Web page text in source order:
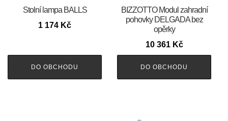
Stolní lampa BALLS
1 174 Kč
DO OBCHODU
BIZZOTTO Modul zahradní
pohovky DELGADA bez
opěrky
10 361 Kč
DO OBCHODU